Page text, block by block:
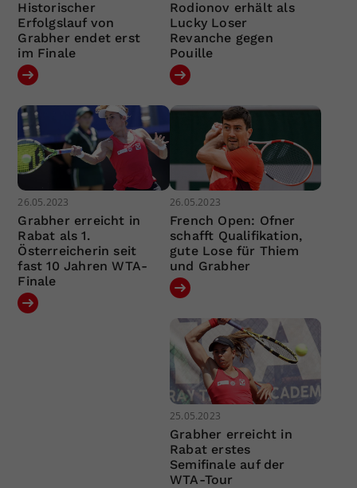
Historischer
Erfolgslauf von
Grabher endet erst
im Finale
Rodionov erhält als
Lucky Loser
Revanche gegen
Pouille
26.05.2023
Grabher erreicht in
Rabat als 1.
Österreicherin seit
fast 10 Jahren WTA-
Finale
26.05.2023
French Open: Ofner
schafft Qualifikation,
gute Lose für Thiem
und Grabher
25.05.2023
Grabher erreicht in
Rabat erstes
Semifinale auf der
WTA-Tour